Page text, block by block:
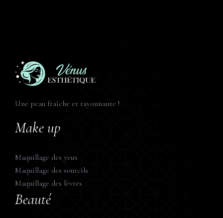
Une peau fraîche et rayonnante !
Make up
Maquillage des yeux
Maquillage des sourcils
Maquillage des lèvres
Beauté